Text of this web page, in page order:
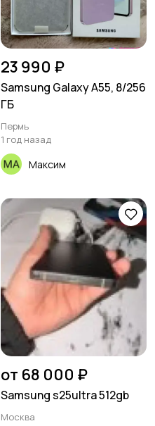
23 990 ₽
Samsung Galaxy A55, 8/256
ГБ
Пермь
1 год назад
Максим
от 68 000 ₽
Samsung s25ultra 512gb
Москва